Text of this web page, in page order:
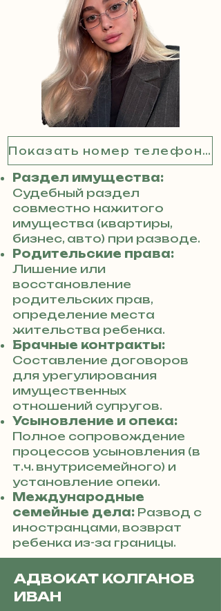
Показать номер телефона
Раздел имущества:
Судебный раздел
совместно нажитого
имущества (квартиры,
бизнес, авто) при разводе.
Родительские права:
Лишение или
восстановление
родительских прав,
определение места
жительства ребенка.
Брачные контракты:
Составление договоров
для урегулирования
имущественных
отношений супругов.
Усыновление и опека:
Полное сопровождение
процессов усыновления (в
т.ч. внутрисемейного) и
установление опеки.
Международные
семейные дела: Развод с
иностранцами, возврат
ребенка из-за границы.
АДВОКАТ КОЛГАНОВ
ИВАН